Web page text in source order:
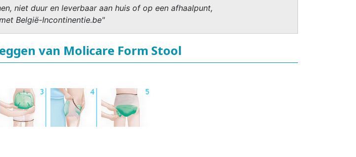
niet duur en leverbaar aan huis of op een afhaalpunt,
België-Incontinentie.be"
van Molicare Form Stool